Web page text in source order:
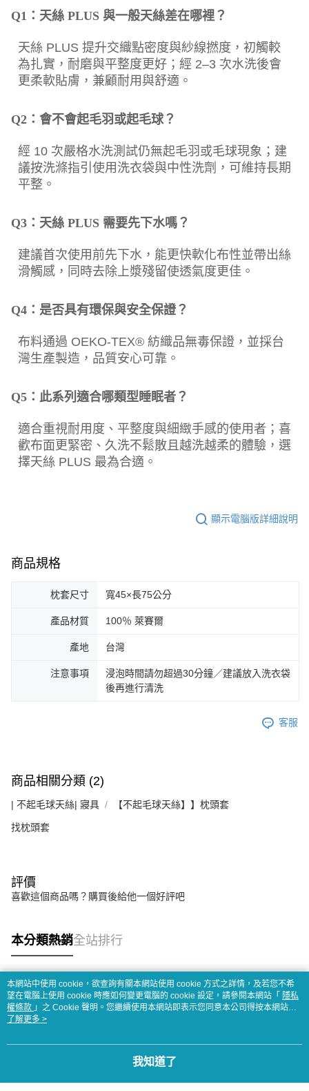
Q1：天絲 PLUS 與一般天絲差在哪裡？
天絲 PLUS 提升交織點密度與紗線撚度，初觸較
為扎實，耐磨與平整度更好；經 2–3 次水洗後會
更柔軟貼膚，兼顧耐用與舒適。
Q2：會不會起毛羽或起毛球？
經 10 次嚴格水洗測試仍無起毛羽或毛球現象；建
議按洗滌指引使用洗衣袋與中性洗劑，可維持長期
平整。
Q3：天絲 PLUS 需要先下水嗎？
建議首次使用前先下水，能更快軟化布性並帶出絲
滑觸感，同時去除上漿殘留使透氣度更佳。
Q4：是否具有環保與安全保證？
布料通過 OEKO-TEX® 紡織品無毒保證，並採台
灣生產製造，品質安心可靠。
Q5：此系列適合哪類型睡眠者？
適合重視耐用度、平整度與細緻手感的使用者；喜
歡布面更緊密、久洗不鬆散且越洗越柔的體驗，選
擇天絲 PLUS 最為合適。
顯示電腦版詳細說明
商品規格
枕套尺寸 寬45×長75公分
產品材質 100％ 萊賽爾
產地 台灣
注意事項
浸泡時間請勿超過30分鐘／建議放入洗衣袋
後再進行清洗
客服
商品相關分類 (2)
| 不起毛球天絲| 寢具 【不起毛球天絲】】枕頭套
找枕頭套
評價
喜歡這個商品嗎？購買後給他一個好評吧
本分類熱銷全站排行
熱門標籤
本網站中使用 cookie，欲查詢有關本網站使用 cookie 方式之詳情，及若您不希
望在電腦上使用 cookie 時應如何變更電腦的 cookie 設定，請參閱本網站「 隱私
權條款 」之 Cookie 聲明。您繼續使用本網站即表示您同意本公司得按本網站使
用條款之 Cookie 聲明使用 cookie。
了解更多 >
我知道了